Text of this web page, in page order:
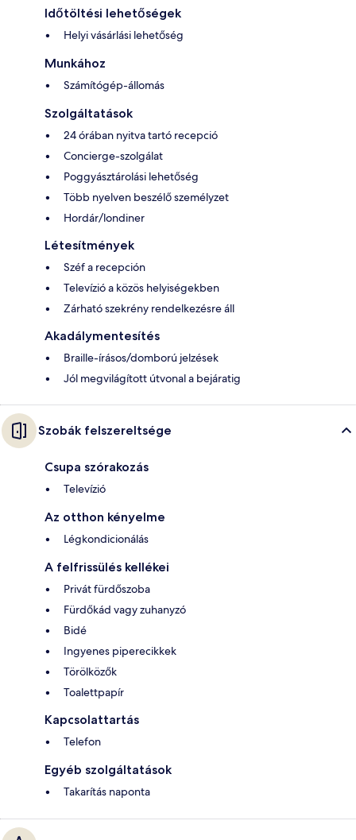
Időtöltési lehetőségek
Helyi vásárlási lehetőség
Munkához
Számítógép-állomás
Szolgáltatások
24 órában nyitva tartó recepció
Concierge-szolgálat
Poggyásztárolási lehetőség
Több nyelven beszélő személyzet
Hordár/londiner
Létesítmények
Széf a recepción
Televízió a közös helyiségekben
Zárható szekrény rendelkezésre áll
Akadálymentesítés
Braille-írásos/domború jelzések
Jól megvilágított útvonal a bejáratig
Szobák felszereltsége
Csupa szórakozás
Televízió
Az otthon kényelme
Légkondicionálás
A felfrissülés kellékei
Privát fürdőszoba
Fürdőkád vagy zuhanyzó
Bidé
Ingyenes piperecikkek
Törölközők
Toalettpapír
Kapcsolattartás
Telefon
Egyéb szolgáltatások
Takarítás naponta